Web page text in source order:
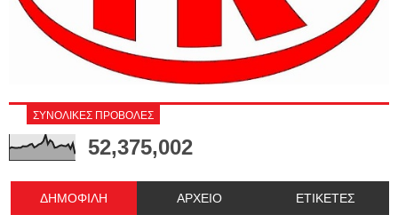
ΣΥΝΟΛΙΚΕΣ ΠΡΟΒΟΛΕΣ
52,375,002
ΔΗΜΟΦΙΛΗ ΑΡΧΕΙΟ ΕΤΙΚΕΤΕΣ